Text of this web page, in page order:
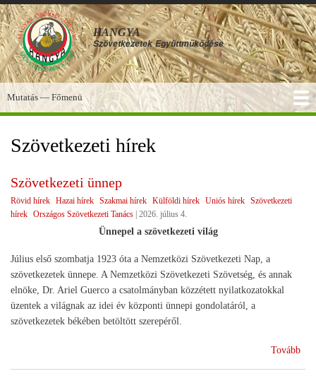
Ugrás
a
tartalomra
HANGYA
Szövetkezetek Együttműködése
Főmenü
Mutatás — Főmenü
Szövetkezeti hírek
Szövetkezeti ünnep
Rövid hírek Hazai hírek Szakmai hírek Külföldi hírek Uniós hírek Szövetkezeti
hírek Országos Szövetkezeti Tanács 2026. július 4.
Ünnepel a szövetkezeti világ
Július első szombatja 1923 óta a Nemzetközi Szövetkezeti Nap, a
szövetkezetek ünnepe. A Nemzetközi Szövetkezeti Szövetség, és annak
elnöke, Dr. Ariel Guerco a csatolmányban közzétett nyilatkozatokkal
üzentek a világnak az idei év központi ünnepi gondolatáról, a
szövetkezetek békében betöltött szerepéről.
Tovább